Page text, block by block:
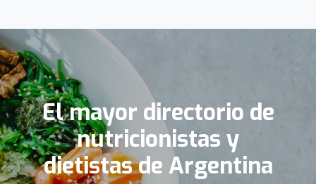
El mayor directorio de
nutricionistas y
dietistas de Argentina